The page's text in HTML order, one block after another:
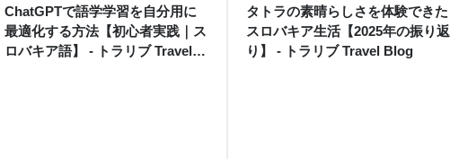
ChatGPTで語学学習を自分用に
最適化する方法【初心者実践｜ス
ロバキア語】 - トラリブ Travel
タトラの素晴らしさを体験できた
スロバキア生活【2025年の振り返
り】 - トラリブ Travel Blog